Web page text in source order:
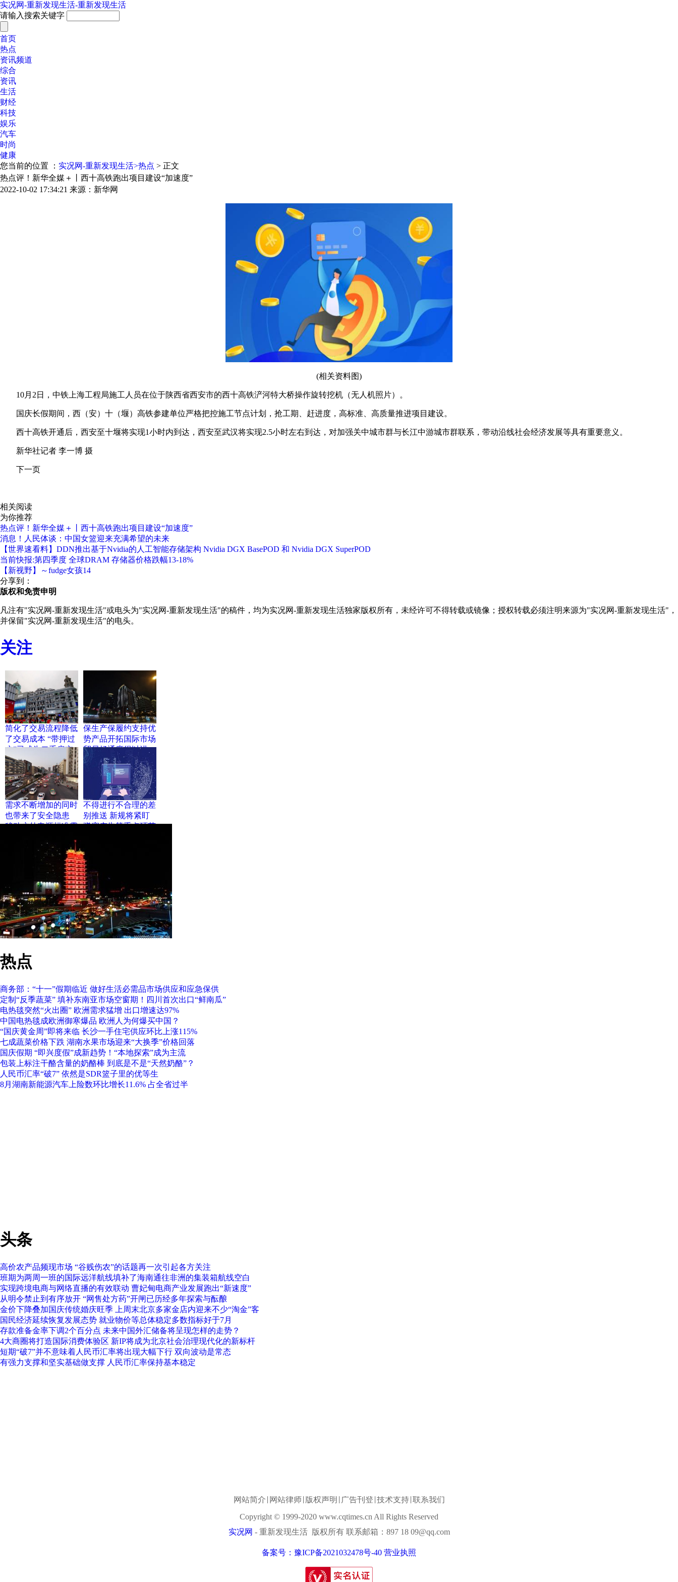
实况网-重新发现生活-重新发现生活
请输入搜索关键字
首页
热点
资讯频道
综合
资讯
生活
财经
科技
娱乐
汽车
时尚
健康
您当前的位置 ： 实况网-重新发现生活>热点 > 正文
热点评！新华全媒＋丨西十高铁跑出项目建设“加速度”
2022-10-02 17:34:21 来源：新华网
(相关资料图)
10月2日，中铁上海工程局施工人员在位于陕西省西安市的西十高铁浐河特大桥操作旋转挖机（无人机照片）。
国庆长假期间，西（安）十（堰）高铁参建单位严格把控施工节点计划，抢工期、赶进度，高标准、高质量推进项目建设。
西十高铁开通后，西安至十堰将实现1小时内到达，西安至武汉将实现2.5小时左右到达，对加强关中城市群与长江中游城市群联系，带动沿线社会经济发展等具有重要意义。
新华社记者 李一博 摄
下一页
相关阅读
为你推荐
热点评！新华全媒＋丨西十高铁跑出项目建设“加速度”
消息！人民体谈：中国女篮迎来充满希望的未来
【世界速看料】DDN推出基于Nvidia的人工智能存储架构 Nvidia DGX BasePOD 和 Nvidia DGX SuperPOD
当前快报:第四季度 全球DRAM 存储器价格跌幅13-18%
【新视野】～fudge女孩14
分享到：
版权和免责申明
凡注有"实况网-重新发现生活"或电头为"实况网-重新发现生活"的稿件，均为实况网-重新发现生活独家版权所有，未经许可不得转载或镜像；授权转载必须注明来源为"实况网-重新发现生活"，
并保留"实况网-重新发现生活"的电头。
关注
简化了交易流程降低
了交易成本 “带押过
户”已成为二手房交
易政策中的高频词
保生产保履约支持优
势产品开拓国际市场
贸易畅通度得以进一
步提升
需求不断增加的同时
也带来了安全隐患
移动户外电源标准需
不得进行不合理的差
别推送 新规将紧盯
弹窗广告等重点环节
热点
商务部：“十一”假期临近 做好生活必需品市场供应和应急保供
定制“反季蔬菜” 填补东南亚市场空窗期！四川首次出口“鲜南瓜”
电热毯突然“火出圈” 欧洲需求猛增 出口增速达97%
中国电热毯成欧洲御寒爆品 欧洲人为何爆买中国？
“国庆黄金周”即将来临 长沙一手住宅供应环比上涨115%
七成蔬菜价格下跌 湖南水果市场迎来“大换季”价格回落
国庆假期 “即兴度假”成新趋势！“本地探索”成为主流
包装上标注干酪含量的奶酪棒 到底是不是“天然奶酪”？
人民币汇率“破7” 依然是SDR篮子里的优等生
8月湖南新能源汽车上险数环比增长11.6% 占全省过半
头条
高价农产品频现市场 “谷贱伤农”的话题再一次引起各方关注
班期为两周一班的国际远洋航线填补了海南通往非洲的集装箱航线空白
实现跨境电商与网络直播的有效联动 曹妃甸电商产业发展跑出“新速度”
从明令禁止到有序放开 “网售处方药”开闸已历经多年探索与酝酿
金价下降叠加国庆传统婚庆旺季 上周末北京多家金店内迎来不少“淘金”客
国民经济延续恢复发展态势 就业物价等总体稳定多数指标好于7月
存款准备金率下调2个百分点 未来中国外汇储备将呈现怎样的走势？
4大商圈将打造国际消费体验区 新IP将成为北京社会治理现代化的新标杆
短期“破7”并不意味着人民币汇率将出现大幅下行 双向波动是常态
有强力支撑和坚实基础做支撑 人民币汇率保持基本稳定
网站简介 网站律师 版权声明 广告刊登 技术支持 联系我们
Copyright © 1999-2020 www.cqtimes.cn All Rights Reserved
实况网 - 重新发现生活 版权所有 联系邮箱：897 18 09@qq.com
备案号：豫ICP备2021032478号-40 营业执照